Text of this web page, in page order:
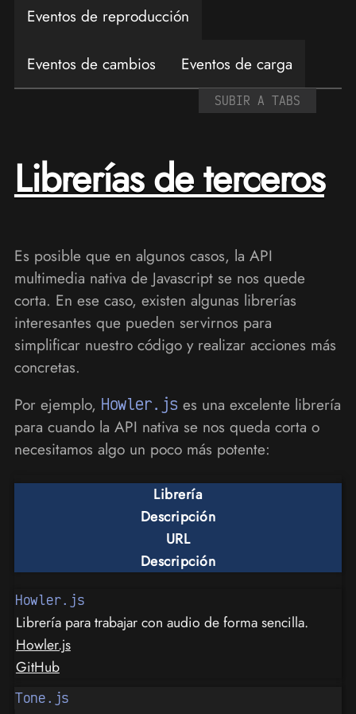
Eventos de reproducción
Eventos de cambios Eventos de carga
SUBIR A TABS
Librerías de terceros
Es posible que en algunos casos, la API
multimedia nativa de Javascript se nos quede
corta. En ese caso, existen algunas librerías
interesantes que pueden servirnos para
simplificar nuestro código y realizar acciones más
concretas.
Por ejemplo, Howler.jses una excelente librería
para cuando la API nativa se nos queda corta o
necesitamos algo un poco más potente:
Librería
Descripción
URL
Descripción
Howler.js
Librería para trabajar con audio de forma sencilla.
Howler.js
GitHub
Tone.js